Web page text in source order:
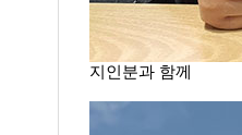
지인분과 함께